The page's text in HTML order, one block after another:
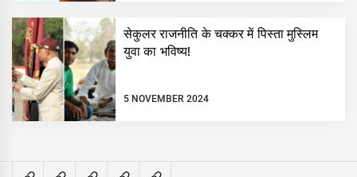
सेकुलर राजनीति के चक्कर में पिस्ता मुस्लिम
युवा का भविष्य!
5 NOVEMBER 2024